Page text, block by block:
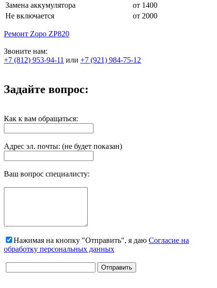
Замена аккумулятора
от 1400
Не включается
от 2000
Ремонт Zopo ZP820
Звоните нам:
+7 (812) 953-94-11 или +7 (921) 984-75-12
Задайте вопрос:
Как к вам обращаться:
Адрес эл. почты: (не будет показан)
Ваш вопрос специалисту:
Нажимая на кнопку "Отправить", я даю Согласие на
обработку персональных данных